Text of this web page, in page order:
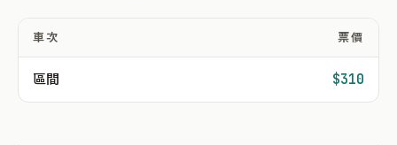
車次 票價
區間 $310